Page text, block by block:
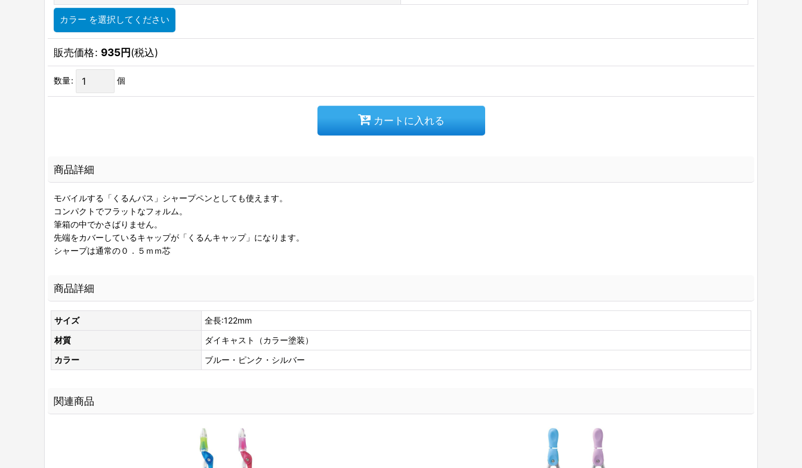
カラー を選択してください
販売価格: 935円(税込)
数量: 個
カートに入れる
商品詳細
モバイルする「くるんパス」シャープペンとしても使えます。
コンパクトでフラットなフォルム。
筆箱の中でかさばりません。
先端をカバーしているキャップが「くるんキャップ」になります。
シャープは通常の０．５ｍｍ芯
商品詳細
サイズ
全長:122mm
材質
ダイキャスト（カラー塗装）
カラー
ブルー・ピンク・シルバー
関連商品